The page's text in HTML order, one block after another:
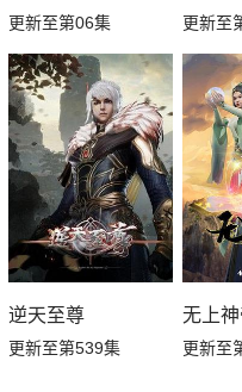
更新至第06集 更新至
逆天至尊
更新至第539集
无上
更新至